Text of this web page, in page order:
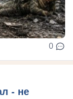
0
- не